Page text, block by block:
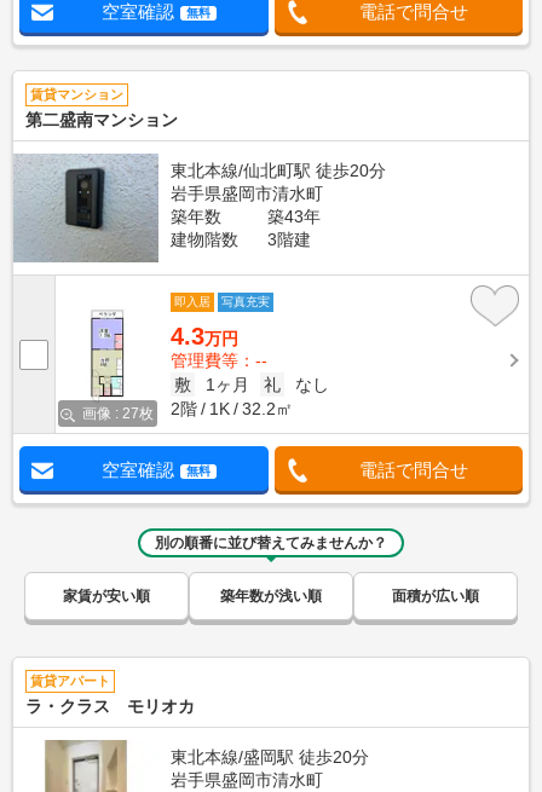
空室確認 無料 電話で問合せ
賃貸マンション
第二盛南マンション
東北本線/仙北町駅 徒歩20分
岩手県盛岡市清水町
築年数
築43年
建物階数
3階建
画像 : 27枚
即入居 写真充実
4.3万円
管理費等：--
敷
1ヶ月 礼
なし
2階
1K 32.2㎡
空室確認 無料 電話で問合せ
別の順番に並び替えてみませんか？
家賃が安い順 築年数が浅い順 面積が広い順
賃貸アパート
ラ・クラス モリオカ
東北本線/盛岡駅 徒歩20分
岩手県盛岡市清水町